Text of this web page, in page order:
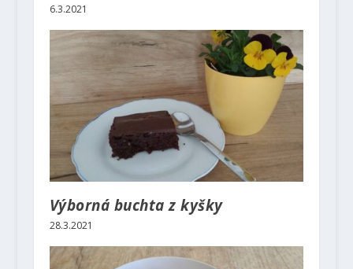
6.3.2021
Výborná buchta z kyšky
28.3.2021